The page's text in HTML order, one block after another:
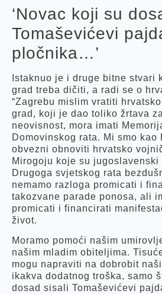
‘Novac koji su
Tomaševićevi
pločnika…’
Istaknuo je i druge bitne stvari
grad treba dičiti, a radi se o
“Zagrebu mislim vratiti
grad, koji je dao toliko žrtava
neovisnost, mora imati
Domovinskog rata. Mi smo
obvezni obnoviti hrvatsko
Mirogoju koje su
Drugoga svjetskog rata
nemamo razloga promicati i
takozvane parade ponosa, ali
promicati i financirati
život.
Moramo pomoći našim
našim mladim obiteljima.
mogu napraviti na dobrobit
ikakva dodatnog troška, samo
dosad sisali Tomaševićevi